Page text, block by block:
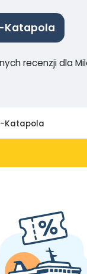
Katapola
recenzji dla
Katapola